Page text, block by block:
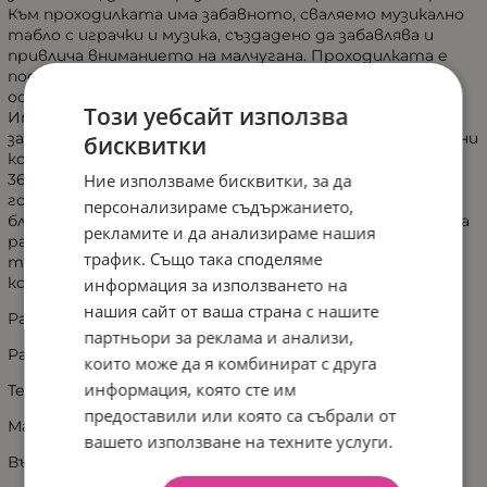
Към проходилката има забавното, сваляемо музикално
табло с играчки и музика, създадено да забавлява и
привлича вниманието на малчугана. Проходилката е
подходяща за деца над 6-месечна възраст, като им
осигурява комфорт, сигурност и забавление.
Има три степени на регулиране на височината, в
зависимост от ръста на Вашето дете. Двете предни
колела са със силиконово покритие и се въртят на
360°, а задните са с праволинейно движение. За по-
голяма безопасност на детето, особено когато е в
близост от стълби и стръмни терени, проходилката
разполага със силиконови стопери. Меката
тапицирана седалка ще осигури още по-голям
комфорт на Вашето дете.
Размер: 67x57x54 см
Размер на опаковка: 12x62.5x76 см
Тегло кг: 4.20
Максимално тегло кг: 12
Възраст: 6 месеца +
Този уебсайт използва
бисквитки
Ние използваме бисквитки, за да
персонализираме съдържанието,
рекламите и да анализираме нашия
трафик. Също така споделяме
информация за използването на
нашия сайт от ваша страна с нашите
партньори за реклама и анализи,
които може да я комбинират с друга
информация, която сте им
предоставили или която са събрали от
вашето използване на техните услуги.